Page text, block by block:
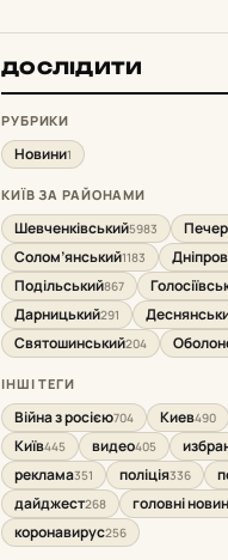
ДОСЛІДИТИ
РУБРИКИ
Новини1
КИЇВ ЗА РАЙОНАМИ
Шевченківський5983
Солом’янський1183
Подільський867
Дарницький291
Святошинський204
ІНШІ ТЕГИ
Війна з росією704 Киев490
Київ445 видео405
реклама351 поліція336
дайджест268 головні
коронавирус256